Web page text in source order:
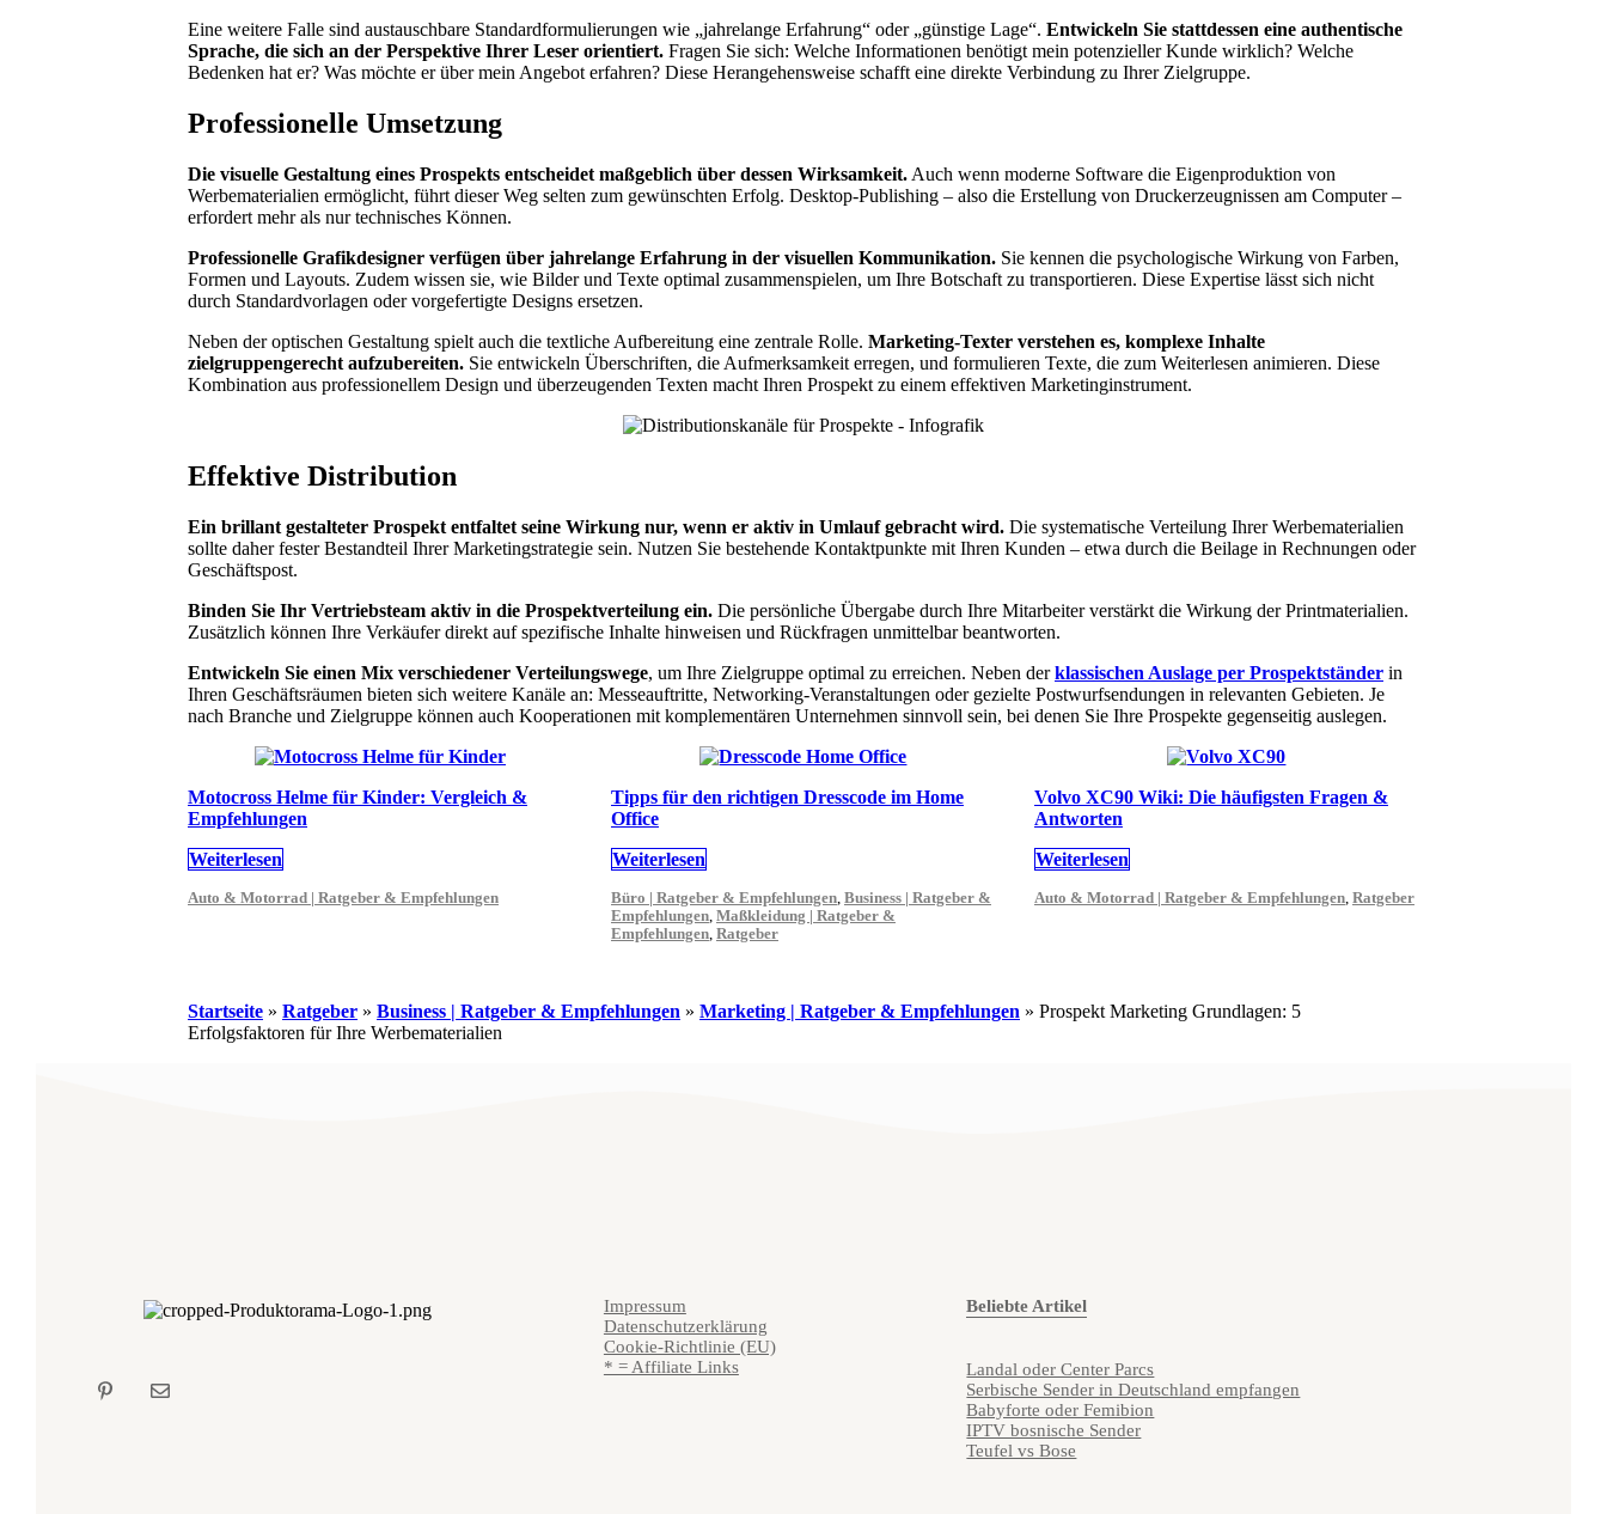
Eine weitere Falle sind austauschbare Standardformulierungen wie „jahrelange Erfahrung“ oder „günstige Lage“. Entwickeln Sie stattdessen eine authentische
Sprache, die sich an der Perspektive Ihrer Leser orientiert. Fragen Sie sich: Welche Informationen benötigt mein potenzieller Kunde wirklich? Welche
Bedenken hat er? Was möchte er über mein Angebot erfahren? Diese Herangehensweise schafft eine direkte Verbindung zu Ihrer Zielgruppe.
Professionelle Umsetzung
Die visuelle Gestaltung eines Prospekts entscheidet maßgeblich über dessen Wirksamkeit. Auch wenn moderne Software die Eigenproduktion von
Werbematerialien ermöglicht, führt dieser Weg selten zum gewünschten Erfolg. Desktop-Publishing – also die Erstellung von Druckerzeugnissen am Computer –
erfordert mehr als nur technisches Können.
Professionelle Grafikdesigner verfügen über jahrelange Erfahrung in der visuellen Kommunikation. Sie kennen die psychologische Wirkung von Farben,
Formen und Layouts. Zudem wissen sie, wie Bilder und Texte optimal zusammenspielen, um Ihre Botschaft zu transportieren. Diese Expertise lässt sich nicht
durch Standardvorlagen oder vorgefertigte Designs ersetzen.
Neben der optischen Gestaltung spielt auch die textliche Aufbereitung eine zentrale Rolle. Marketing-Texter verstehen es, komplexe Inhalte
zielgruppengerecht aufzubereiten. Sie entwickeln Überschriften, die Aufmerksamkeit erregen, und formulieren Texte, die zum Weiterlesen animieren. Diese
Kombination aus professionellem Design und überzeugenden Texten macht Ihren Prospekt zu einem effektiven Marketinginstrument.
Effektive Distribution
Ein brillant gestalteter Prospekt entfaltet seine Wirkung nur, wenn er aktiv in Umlauf gebracht wird. Die systematische Verteilung Ihrer Werbematerialien
sollte daher fester Bestandteil Ihrer Marketingstrategie sein. Nutzen Sie bestehende Kontaktpunkte mit Ihren Kunden – etwa durch die Beilage in Rechnungen oder
Geschäftspost.
Binden Sie Ihr Vertriebsteam aktiv in die Prospektverteilung ein. Die persönliche Übergabe durch Ihre Mitarbeiter verstärkt die Wirkung der Printmaterialien.
Zusätzlich können Ihre Verkäufer direkt auf spezifische Inhalte hinweisen und Rückfragen unmittelbar beantworten.
Entwickeln Sie einen Mix verschiedener Verteilungswege, um Ihre Zielgruppe optimal zu erreichen. Neben derklassischen Auslage per Prospektständer in
Ihren Geschäftsräumen bieten sich weitere Kanäle an: Messeauftritte, Networking-Veranstaltungen oder gezielte Postwurfsendungen in relevanten Gebieten. Je
nach Branche und Zielgruppe können auch Kooperationen mit komplementären Unternehmen sinnvoll sein, bei denen Sie Ihre Prospekte gegenseitig auslegen.
Motocross Helme für Kinder: Vergleich &
Empfehlungen
Weiterlesen
Auto & Motorrad | Ratgeber & Empfehlungen
Tipps für den richtigen Dresscode im Home
Office
Weiterlesen
Büro | Ratgeber & Empfehlungen, Business | Ratgeber &
Empfehlungen, Maßkleidung | Ratgeber &
Empfehlungen, Ratgeber
Volvo XC90 Wiki: Die häufigsten Fragen &
Antworten
Weiterlesen
Auto & Motorrad | Ratgeber & Empfehlungen, Ratgeber
Startseite » Ratgeber » Business | Ratgeber & Empfehlungen » Marketing | Ratgeber & Empfehlungen » Prospekt Marketing Grundlagen: 5
Erfolgsfaktoren für Ihre Werbematerialien
Impressum
Datenschutzerklärung
Cookie-Richtlinie (EU)
* = Affiliate Links
Beliebte Artikel
Landal oder Center Parcs
Serbische Sender in Deutschland empfangen
Babyforte oder Femibion
IPTV bosnische Sender
Teufel vs Bose